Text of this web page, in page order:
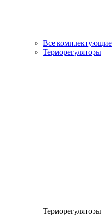
Все комплектующие
Терморегуляторы
Терморегуляторы